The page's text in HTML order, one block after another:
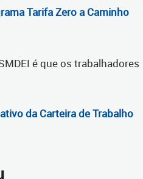
Tarifa Zero a Caminho
é que os trabalhadores
da Carteira de Trabalho